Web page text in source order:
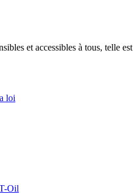
et accessibles à tous, telle
loi
Oil